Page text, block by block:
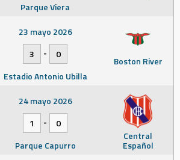
Parque Viera
Boston River
23 mayo 2026
3
-
0
Estadio Antonio Ubilla
Central
Español
24 mayo 2026
1
-
0
Parque Capurro